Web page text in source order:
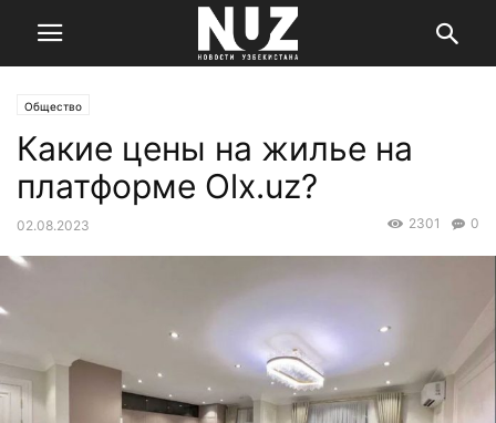
Общество
Какие цены на жилье на
платформе Olx.uz?
02.08.2023 0
2301